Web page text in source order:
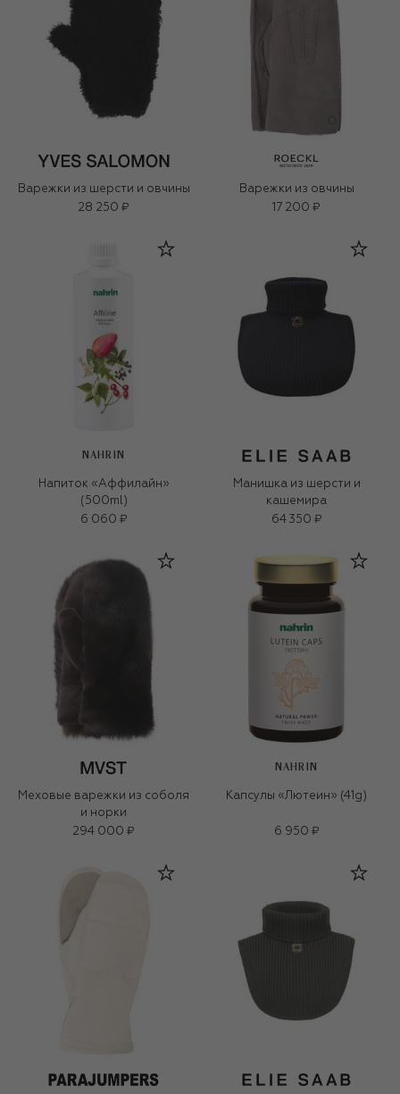
Варежки из шерсти и овчины
28 250 ₽
Варежки из овчины
17 200 ₽
NAHRIN
Напиток «Аффилайн»
(500ml)
6 060 ₽
Манишка из шерсти и
кашемира
64 350 ₽
Меховые варежки из соболя
и норки
294 000 ₽
NAHRIN
Капсулы «Лютеин» (41g)
6 950 ₽